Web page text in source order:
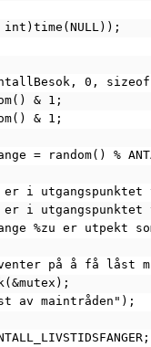
int)time(NULL));
0,
& 1;
& 1;
= random() %
er i
er i
%zu er utpekt
venter på å få låst
av maintråden");